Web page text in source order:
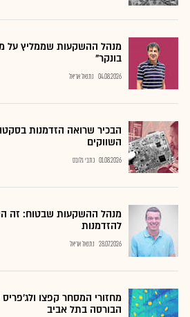
מנהל ההשקעות שממליץ על
בונקר"
04.08.2026 נתנאל אריאל
הבכיר שרואה הזדמנות
השווקים
01.08.2026 כתבי גלובס
מנהל ההשקעות שבטוח: זה
להזדמנות
28.07.2026 נתנאל אריאל
מחזורי המסחר קפצו
הבורסה בתל אביב